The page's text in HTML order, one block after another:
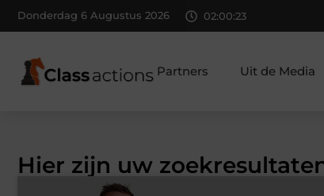
Donderdag 6 Augustus 2026 02:00:23
Partners Uit de Media
Hier zijn uw